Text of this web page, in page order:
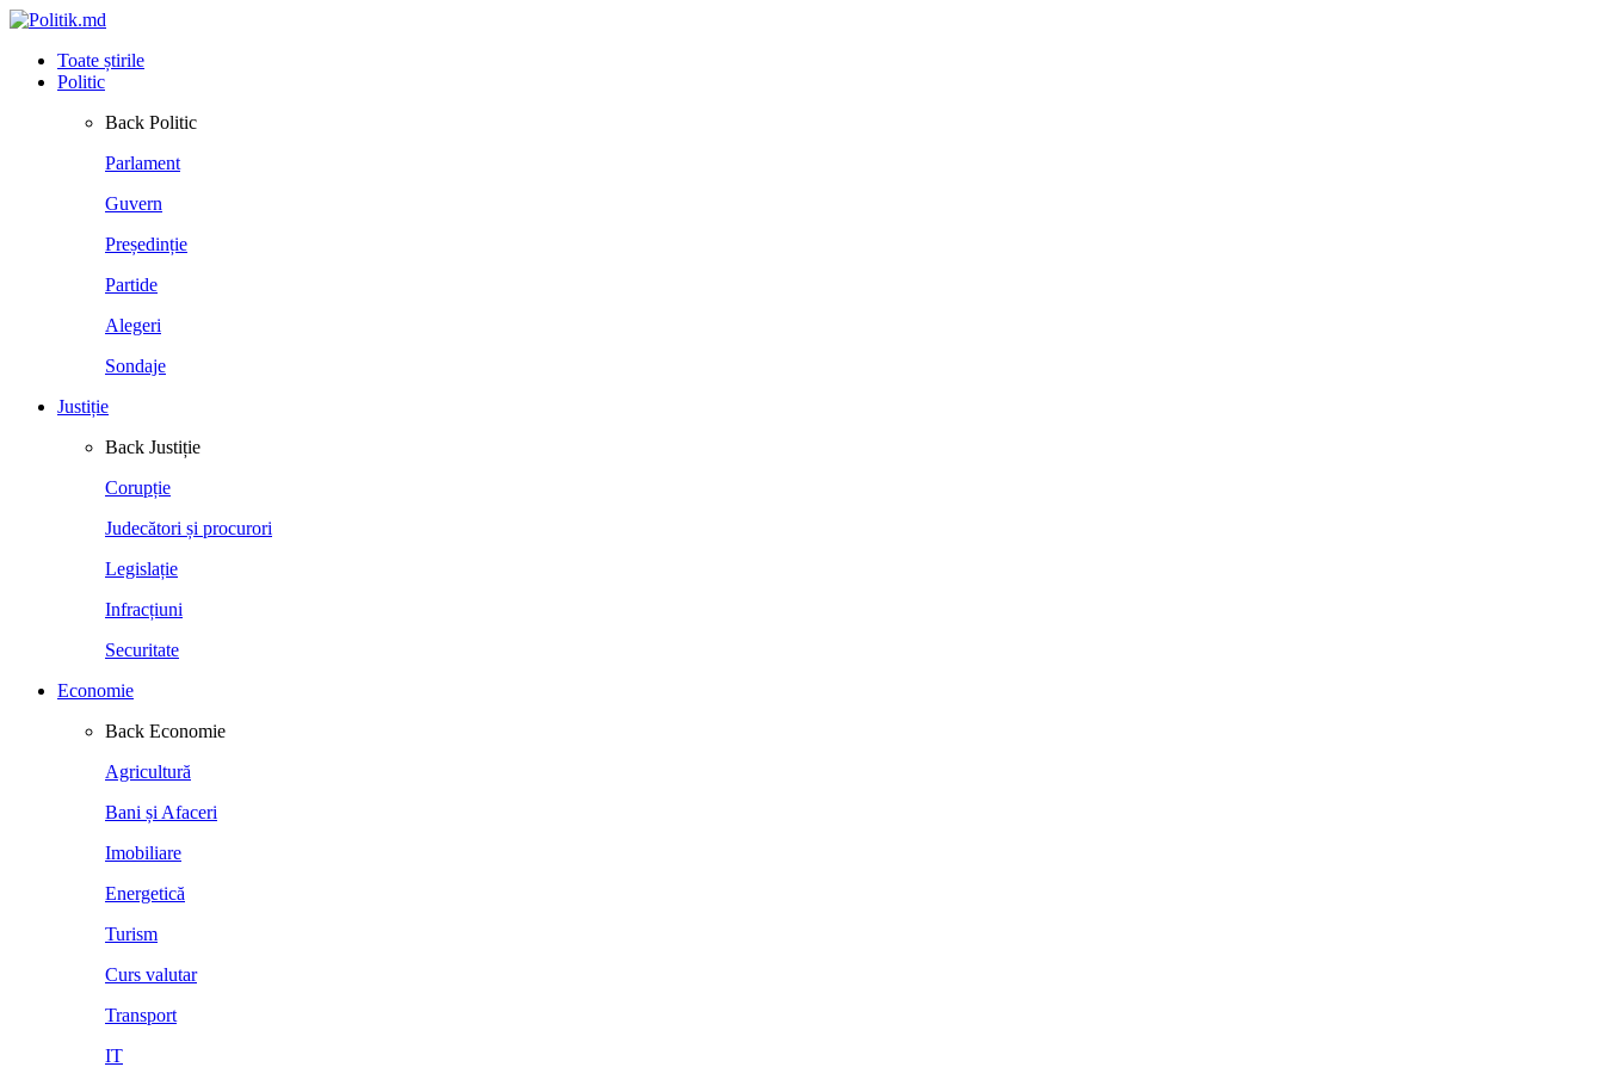
Toate știrile
Politic
Back Politic
Parlament
Guvern
Președinție
Partide
Alegeri
Sondaje
Justiție
Back Justiție
Corupție
Judecători și procurori
Legislație
Infracțiuni
Securitate
Economie
Back Economie
Agricultură
Bani și Afaceri
Imobiliare
Energetică
Turism
Curs valutar
Transport
IT